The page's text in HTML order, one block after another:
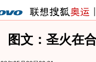
图文：圣火在